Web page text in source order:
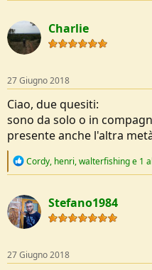
c
t
i
o
s
:
Charlie
27 Giugno 2018
Ciao, due quesiti:
sono da solo o in
presente anche l'altra
R
c
t
i
o
s
:
Cordy, henri,walterfishinge 1
Stefano1984
27 Giugno 2018